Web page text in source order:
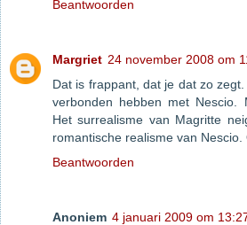
Beantwoorden
Margriet 24 november 2008 om
Dat is frappant, dat je dat zo
verbonden hebben met Nescio.
Het surrealisme van Magritte
romantische realisme van Nescio.
Beantwoorden
Anoniem 4 januari 2009 om